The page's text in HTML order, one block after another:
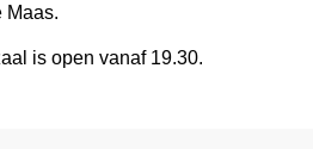
Maas.
is open vanaf 19.30.